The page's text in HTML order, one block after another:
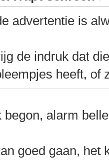
advertentie is
de indruk dat
heeft, of
begon, alarm
goed gaan, het